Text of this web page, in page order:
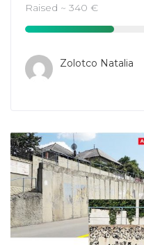
Raised ~ 340 €
Zolotco Natalia